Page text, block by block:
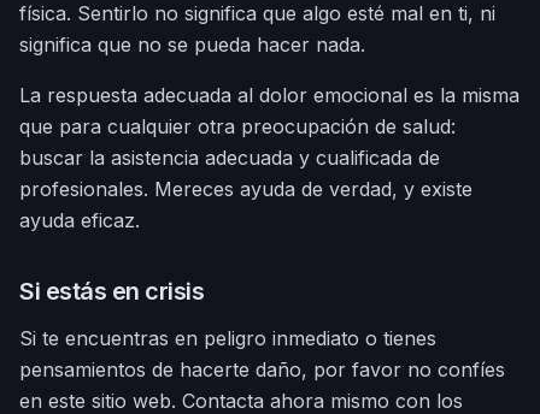
física. Sentirlo no significa que algo esté mal en ti, ni
significa que no se pueda hacer nada.
La respuesta adecuada al dolor emocional es la misma
que para cualquier otra preocupación de salud:
buscar la asistencia adecuada y cualificada de
profesionales. Mereces ayuda de verdad, y existe
ayuda eficaz.
Si estás en crisis
Si te encuentras en peligro inmediato o tienes
pensamientos de hacerte daño, por favor no confíes
en este sitio web. Contacta ahora mismo con los